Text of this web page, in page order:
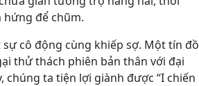
để chũm.
cô động cùng khiếp sợ. Một tín đồ
thử thách phiên bản thân với đại
ta tiện lợi giành được “I chiến